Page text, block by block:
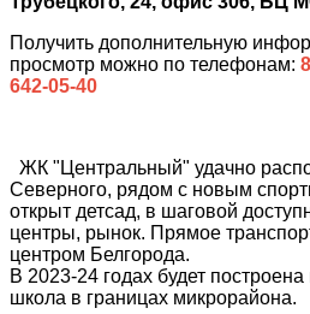
Получить дополнительную
просмотр можно по телефонам:
642-05-40
ЖК "Центральный" удачно
Северного, рядом с новым
открыт детсад, в шаговой
центры, рынок. Прямое
центром Белгорода.
В 2023-24 годах будет
школа в границах микрорайона.